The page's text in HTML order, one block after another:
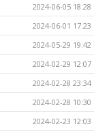
2024-06-05 18:28
2024-06-01 17:23
2024-05-29 19:42
2024-02-29 12:07
2024-02-28 23:34
2024-02-28 10:30
2024-02-23 12:03